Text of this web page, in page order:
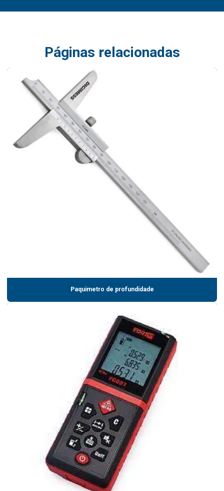
Páginas relacionadas
Paquimetro de profundidade